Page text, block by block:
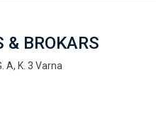
BROKARS
A, K. 3 Varna